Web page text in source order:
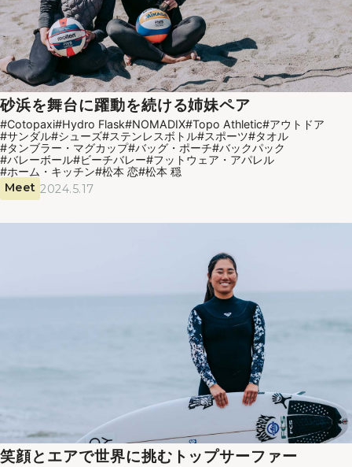
砂浜を舞台に躍動を続ける姉妹ペア
#Cotopaxi#Hydro Flask#NOMADIX#Topo Athletic#アウトドア
#サンダル#シューズ#ステンレスボトル#スポーツ#タオル
#タンブラー・マグカップ#バッグ・ポーチ#バックパック
#バレーボール#ビーチバレー#フットウェア・アパレル
#ホーム・キッチン#松本 恋#松本 穏
Meet 2024.5.17
笑顔とエアで世界に挑むトップサーファー